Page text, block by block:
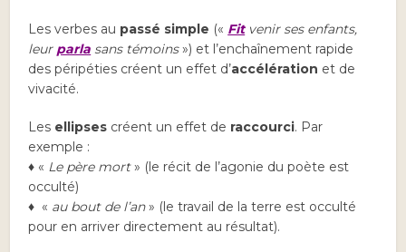
Les verbes au passé simple (« Fit venir ses enfants,
leur parla sans témoins») et l’enchaînement rapide
des péripéties créent un effet d’accélération et de
vivacité.
Les ellipses créent un effet de raccourci. Par
exemple :
♦ « Le père mort» (le récit de l’agonie du poète est
occulté)
♦ « au bout de l’an» (le travail de la terre est occulté
pour en arriver directement au résultat).